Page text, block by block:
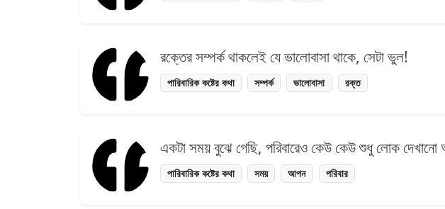
রক্তের সম্পর্ক থাকলেই যে ভালোবাসা থাকে, সেটা ভুল!
পারিবারিক কষ্টের কথা সম্পর্ক ভালোবাসা রক্ত
একটা সময় বুঝে গেছি, পরিবারেও কেউ কেউ শুধু লোক
পারিবারিক কষ্টের কথা সময় আপন পরিবার